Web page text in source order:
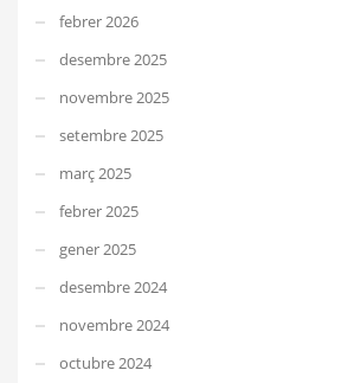
febrer 2026
desembre 2025
novembre 2025
setembre 2025
març 2025
febrer 2025
gener 2025
desembre 2024
novembre 2024
octubre 2024